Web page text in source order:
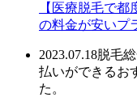
【医療脱毛で
の料金が安いプ
2023.07.18脱毛
払いができるお
た。